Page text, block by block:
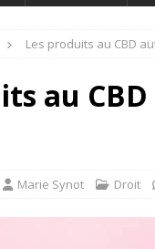
Les produits au CBD
au
Marie Synot Droit